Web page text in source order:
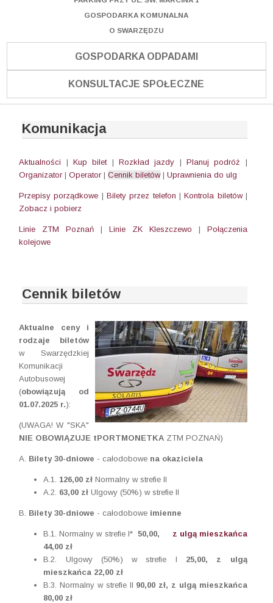
GOSPODARKA KOMUNALNA
O SWARZĘDZU
GOSPODARKA ODPADAMI
KONSULTACJE SPOŁECZNE
Komunikacja
Aktualności | Kup bilet| Rozkład jazdy |Planuj podróż |
Organizator |Operator |Cennik biletów|Uprawnienia do ulg
Przepisy porządkowe |Bilety przez telefon |Kontrola biletów|
Zobacz i pobierz
Linie ZTM Poznań | Linie ZK Kleszczewo | Połączenia
kolejowe
Cennik biletów
Aktualne ceny i
rodzaje biletów
w Swarzędzkiej
Komunikacji
Autobusowej
(obowiązują od
01.07.2025 r.):
(UWAGA! W "SKA"
NIE OBOWIĄZUJE tPORTMONETKA ZTM POZNAŃ)
A. Bilety 30-dniowe - całodobowe na okaziciela
A.1. 126,00 zł Normalny w strefie II
A.2. 63,00 zł Ulgowy (50%) w strefie II
B. Bilety 30-dniowe - całodobowe imienne
B.1. Normalny w strefie I* 50,00, z ulgą mieszkańca
44,00 zł
B.2. Ulgowy (50%) w strefie I 25,00, z ulgą
mieszkańca 22,00 zł
B.3.Normalny w strefie II 90,00 zł, z ulgą mieszkańca
80,00 zł